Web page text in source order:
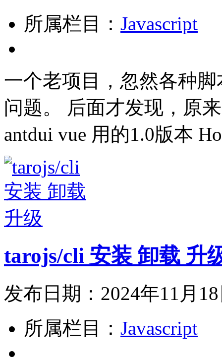
所属栏目： Javascript
一个老项目，忽然各种
问题。 后面才发现，原
antdui vue 用的1.0版本
tarojs/cli 安装 卸载 升
发布日期：2024年11月
所属栏目： Javascript